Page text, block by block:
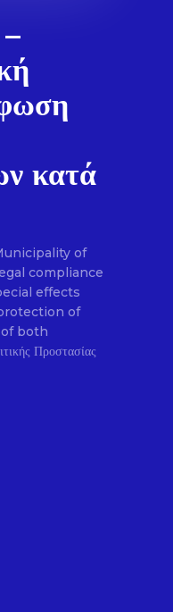
κατά
of
compliance
effects
of
both
Προστασίας